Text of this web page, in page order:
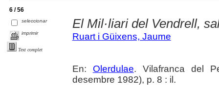
6 / 56
seleccionar
imprimir
Text complet
El Mil·liari del Vendrell,
Ruart i Güixens, Jaume
En: Olerdulae. Vilafranca del
desembre 1982), p. 8 : il.